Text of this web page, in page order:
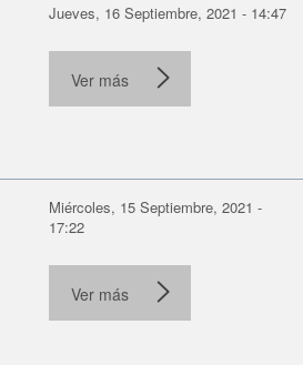
Jueves, 16 Septiembre, 2021 - 14:47
Ver más
Miércoles, 15 Septiembre, 2021 -
17:22
Ver más